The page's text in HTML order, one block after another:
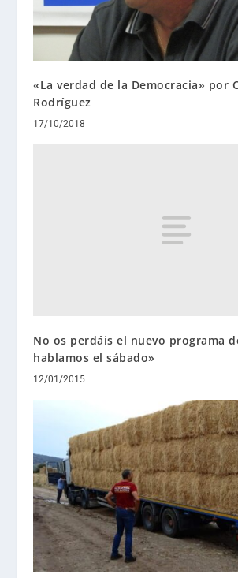
«La verdad de la Democracia» por
Rodríguez
17/10/2018
No os perdáis el nuevo programa
hablamos el sábado»
12/01/2015